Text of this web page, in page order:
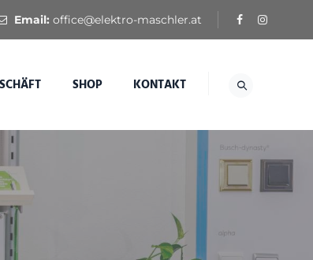
Email: office@elektro-maschler.at
SHOP KONTAKT